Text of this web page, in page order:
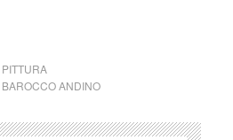
PITTURA
BAROCCO ANDINO